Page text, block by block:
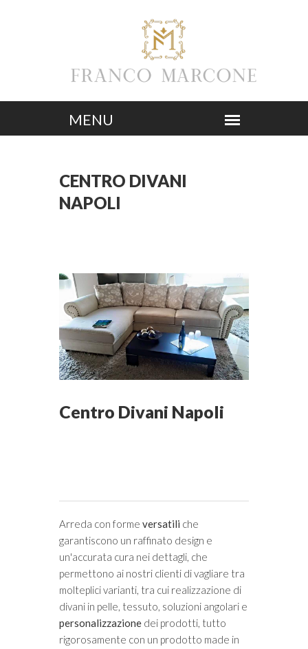
CENTRO DIVANI
NAPOLI
Centro Divani Napoli
Arreda con forme versatili che
garantiscono un raffinato design e
un'accurata cura nei dettagli, che
permettono ai nostri clienti di vagliare tra
molteplici varianti, tra cui realizzazione di
divani in pelle, tessuto, soluzioni angolari e
personalizzazione dei prodotti, tutto
rigorosamente con un prodotto made in